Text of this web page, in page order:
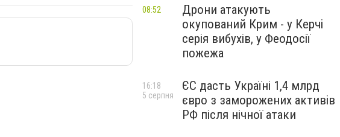
Дрони атакують
окупований Крим - у Керчі
серія вибухів, у Феодосії
пожежа
08:52
ЄС дасть Україні 1,4 млрд
євро з заморожених активів
РФ після нічної атаки
16:18
5 серпня